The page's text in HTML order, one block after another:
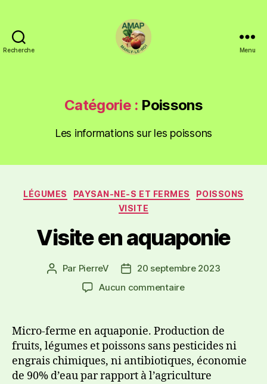
Recherche Menu
Catégorie : Poissons
Les informations sur les poissons
LÉGUMES PAYSAN-NE-S ET FERMES
POISSONS
VISITE
Visite en aquaponie
Par PierreV
20 septembre 2023
Aucun commentaire
Micro-ferme en aquaponie. Production de
fruits, légumes et poissons sans pesticides ni
engrais chimiques, ni antibiotiques, économie
de 90% d’eau par rapport à l’agriculture